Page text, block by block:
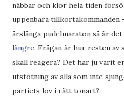
näbbar och klor hela tiden
uppenbara tillkortakommanden
årslånga pudelmaraton så är
längre. Frågan är hur resten
skall reagera? Det har ju varit
utstötning av alla som inte
partiets lov i rätt tonart?